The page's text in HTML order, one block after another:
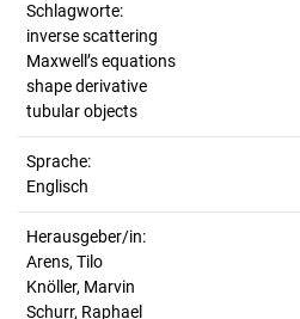
Schlagworte:
inverse scattering
Maxwell’s equations
shape derivative
tubular objects
Sprache:
Englisch
Herausgeber/in:
Arens, Tilo
Knöller, Marvin
Schurr, Raphael